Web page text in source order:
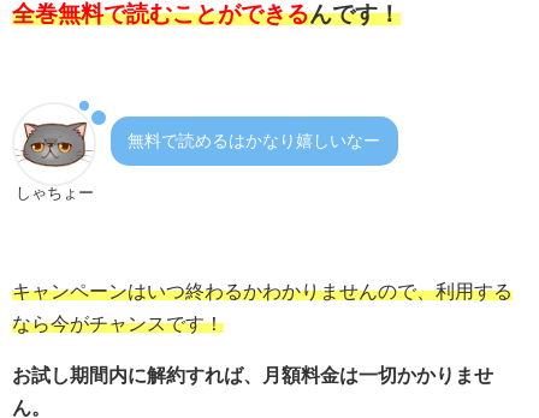
全巻無料で読むことができるんです！
しゃちょー
無料で読めるはかなり嬉しいなー
キャンペーンはいつ終わるかわかりませんので、利用する
なら今がチャンスです！
お試し期間内に解約すれば、月額料金は一切かかりませ
ん。